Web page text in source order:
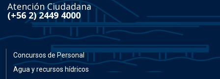
Atención Ciudadana
(+56 2) 2449 4000
Concursos de Personal
Agua y recursos hídricos